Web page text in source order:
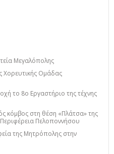
Μεγαλόπολης
Χορευτικής Ομάδας
το 8ο Εργαστήριο της τέχνης
κόμβος στη θέση «Πλάτσα» της
Πελοποννήσου
της Μητρόπολης στην